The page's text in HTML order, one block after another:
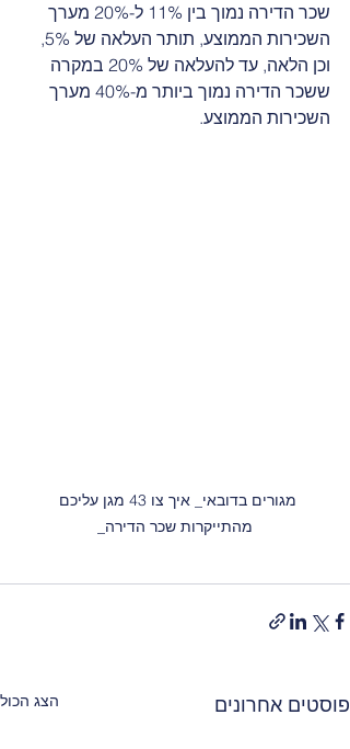
שכר הדירה נמוך בין 11% ל-20% מערך
השכירות הממוצע, תותר העלאה של 5%,
וכן הלאה, עד להעלאה של 20% במקרה
ששכר הדירה נמוך ביותר מ-40% מערך
השכירות הממוצע.
מגורים בדובאי_ איך צו 43 מגן עליכם
מהתייקרות שכר הדירה_
פוסטים אחרונים הצג הכול